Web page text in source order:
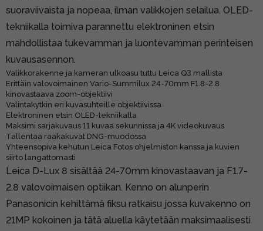
suoraviivaista ja nopeaa, ilman valikkojen selailua. OLED-
tekniikalla toimiva parannettu elektroninen etsin
mahdollistaa tukevamman ja luontevamman perinteisen
kuvausasennon.
Valikkorakenne ja kameran ulkoasu tuttu Leica Q3 mallista
Erittäin valovoimainen Vario-Summilux 24-70mm F1.8-2.8
kinovastaava zoom-objektiivi
Valintakytkin eri kuvasuhteille objektiivissa
Elektroninen etsin OLED-tekniikalla
Maksimi sarjakuvaus 11 kuvaa sekunnissa ja 4K videokuvaus
Tallentaa raakakuvat DNG-muodossa
Yhteensopiva kehutun Leica Fotos ohjelmiston kanssa ja kuvien
siirto langattomasti
Leica D-Lux 8 sisältää 24-70mm kinovastaavan ja F1.7-
2.8 valovoimaisen optiikan. Kenno on alunperin
Panasonicin kehittämä fiksu ratkaisu jossa kuvakenno on
21MP kokoinen ja tätä aluella käytetään maksimaalisesti